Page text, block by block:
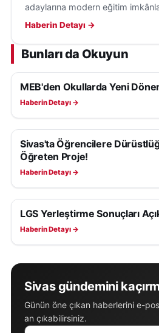
adaylarına modern eğitim
aynı anda yetiştiriyor. Eğitimler
Haberin Detayı →
Bunları da Okuyun
EĞITIM
MEB'den Okullarda Yeni
Haberin Detayı →
EĞITIM
Sivas'ta Öğrencilere
Öğreten Proje!
Haberin Detayı →
EĞITIM
LGS Yerleştirme Sonuçları
Haberin Detayı →
Sivas gündemini
Günün öne çıkan haberlerini e-
an çıkabilirsiniz.